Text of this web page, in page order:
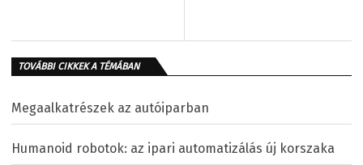
TOVÁBBI CIKKEK A TÉMÁBAN
Megaalkatrészek az autóiparban
Humanoid robotok: az ipari automatizálás új korszaka